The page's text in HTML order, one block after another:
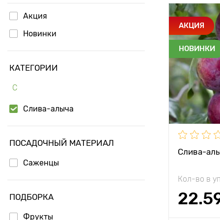
Акция
Новинки
КАТЕГОРИИ
С
Слива-алыча
ПОСАДОЧНЫЙ МАТЕРИАЛ
Саженцы
ПОДБОРКА
Фрукты
АКЦИЯ
НОВИНКИ
Слива-
Кол-во в
Высота
Растояние
растениями
Вес плода